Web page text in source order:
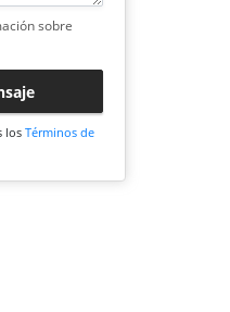
sobre
los Términos de